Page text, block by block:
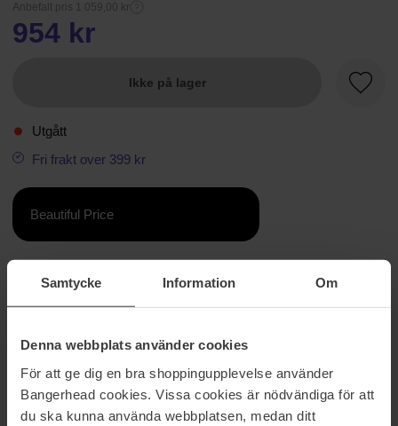
Samtycke Information Om
Denna webbplats använder cookies
För att ge dig en bra shoppingupplevelse använder
Bangerhead cookies. Vissa cookies är nödvändiga för att
du ska kunna använda webbplatsen, medan ditt
Anbefalt pris 1 059,00 kr
954 kr
Ikke på lager
Utgått
Fri frakt over 399 kr
Beautiful Price
Informasjon
Yvresse EdT fra Yves Saint Laurent er en duft for kvinner som har
Denne parfymen gir et sofistikert elegant preg.
Toppnoter: Nektarin og litchi.
Hjertenoter: Roser og fiol.
Bunnoter: Patchouli.